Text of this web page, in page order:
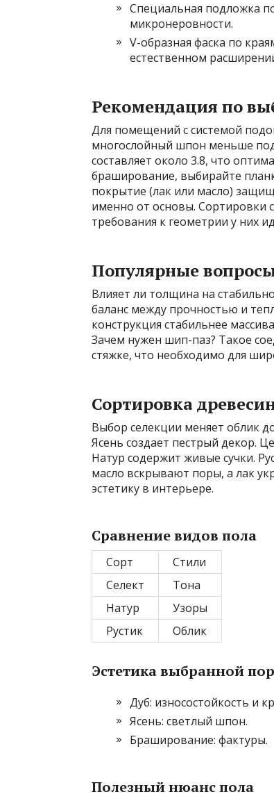
Специальная подложка
микронеровности.
V-образная фаска по
естественном
Рекомендация по
Для помещений с системой
многослойный шпон меньше
составляет около 3.8, что
браширование, выбирайте
покрытие (лак или масло)
именно от основы. Сортировки
требования к геометрии у них
Популярные
Влияет ли толщина на
баланс между прочностью и
конструкция стабильнее
Зачем нужен шип-паз? Такое
стяжке, что необходимо для
Сортировка
Выбор селекции меняет облик
Ясень создает пестрый декор.
Натур содержит живые сучки.
масло вскрывают поры, а лак
эстетику в интерьере.
Сравнение видов пола
Сорт
Стили
Селект
Тона
Натур
Узоры
Рустик
Облик
Эстетика выбранной
Дуб: износостойкость и
Ясень: светлый шпон.
Браширование: фактуры.
Полезный нюанс пола